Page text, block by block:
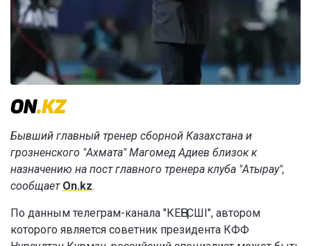
Бывший главный тренер сборной Казахстана и
грозненского "Ахмата" Магомед Адиев близок к
назначению на пост главного тренера клуба "Атырау",
сообщает On.kz.
По данным телеграм-канала "КЕҢЕСШІ", автором
которого является советник президента КФФ